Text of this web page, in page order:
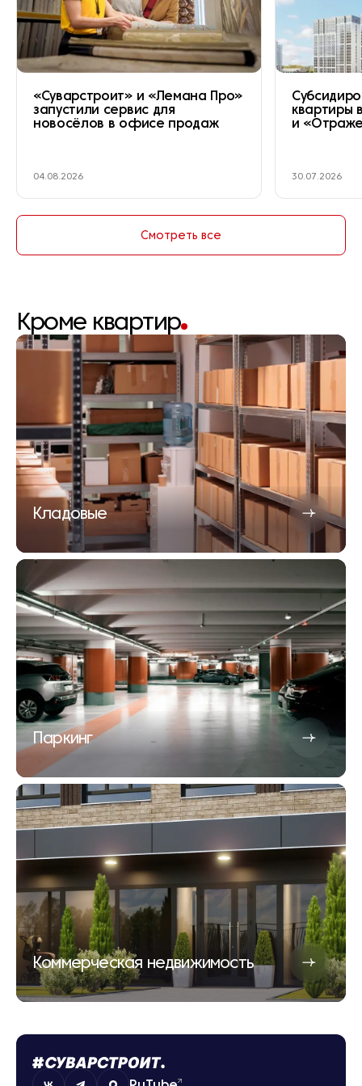
Смотреть все
«Суварстроит» и «Лемана Про»
запустили сервис для
новосёлов в офисе продаж
04.08.2026
квартиры
и
30.07.2026
Кроме квартир
Кладовые
Паркинг
Коммерческая недвижимость